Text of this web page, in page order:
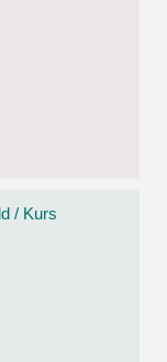
/ Kurs